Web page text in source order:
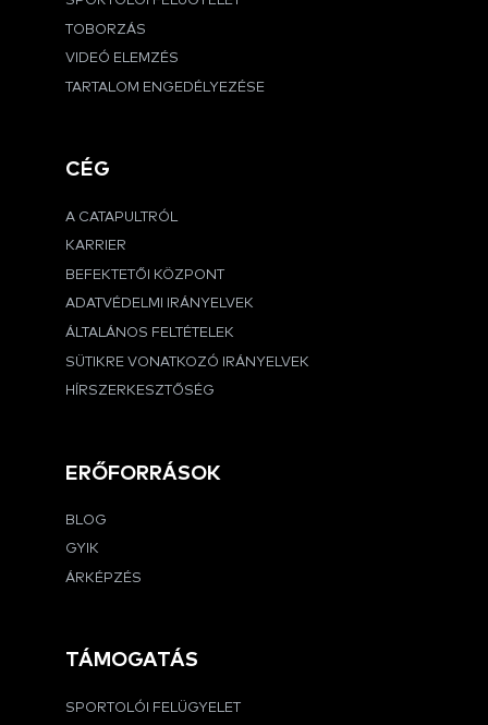
TOBORZÁS
VIDEÓ ELEMZÉS
TARTALOM ENGEDÉLYEZÉSE
CÉG
A CATAPULTRÓL
KARRIER
BEFEKTETŐI KÖZPONT
ADATVÉDELMI IRÁNYELVEK
ÁLTALÁNOS FELTÉTELEK
SÜTIKRE VONATKOZÓ IRÁNYELVEK
HÍRSZERKESZTŐSÉG
ERŐFORRÁSOK
BLOG
GYIK
ÁRKÉPZÉS
TÁMOGATÁS
SPORTOLÓI FELÜGYELET